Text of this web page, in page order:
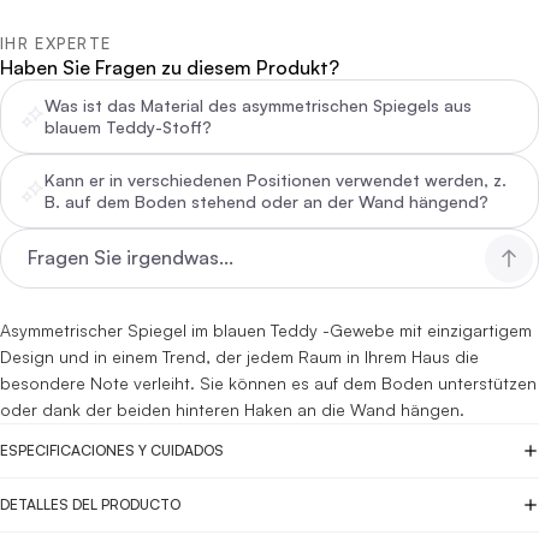
IHR EXPERTE
Haben Sie Fragen zu diesem Produkt?
Was ist das Material des asymmetrischen Spiegels aus
blauem Teddy-Stoff?
Kann er in verschiedenen Positionen verwendet werden, z.
B. auf dem Boden stehend oder an der Wand hängend?
Asymmetrischer Spiegel im blauen Teddy -Gewebe mit einzigartigem
Design und in einem Trend, der jedem Raum in Ihrem Haus die
besondere Note verleiht. Sie können es auf dem Boden unterstützen
oder dank der beiden hinteren Haken an die Wand hängen.
ESPECIFICACIONES Y CUIDADOS
DETALLES DEL PRODUCTO